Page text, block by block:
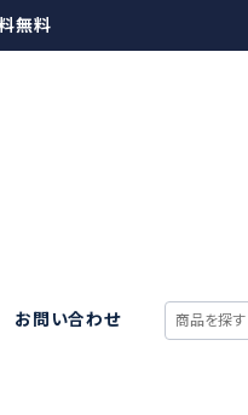
無料
お問い合わせ